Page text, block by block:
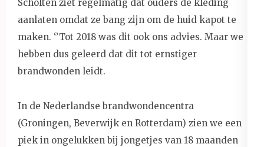
Scholten ziet regelmatig dat ouders de kleding
aanlaten omdat ze bang zijn om de huid kapot te
maken. ‘’Tot 2018 was dit ook ons advies. Maar we
hebben dus geleerd dat dit tot ernstiger
brandwonden leidt.
In de Nederlandse brandwondencentra
(Groningen, Beverwijk en Rotterdam) zien we een
piek in ongelukken bij jongetjes van 18 maanden